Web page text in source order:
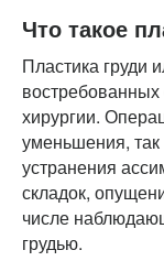
Что такое
Пластика груди
востребованных
хирургии.
уменьшения, так
устранения
складок,
числе
грудью.